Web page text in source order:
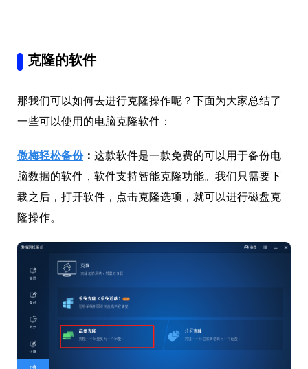
克隆的软件
那我们可以如何去进行克隆操作呢？下面为大家总结了
一些可以使用的电脑克隆软件：
傲梅轻松备份： 这款软件是一款免费的可以用于备份电
脑数据的软件，软件支持智能克隆功能。我们只需要下
载之后，打开软件，点击克隆选项，就可以进行磁盘克
隆操作。